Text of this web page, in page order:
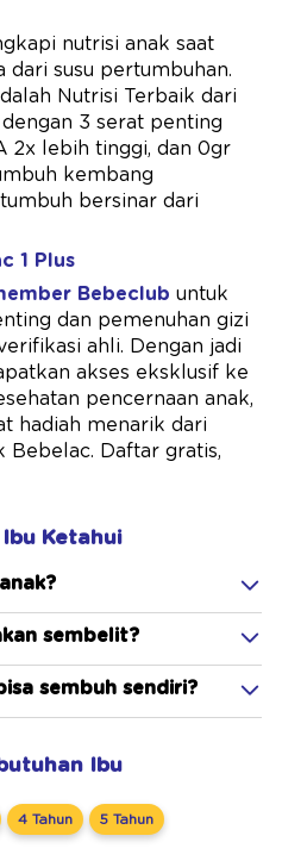
nutrisi anak saat
susu pertumbuhan.
Nutrisi Terbaik dari
3 serat penting
2x ​lebih tinggi, dan 0gr
kembang
bersinar dari
1 Plus
Bebeclub untuk
dan pemenuhan gizi
ahli. Dengan jadi
akses eksklusif ke
pencernaan anak,
hadiah menarik dari
Daftar gratis,
Ketahui
sembelit?
sembuh sendiri?
Ibu
4 Tahun 5 Tahun